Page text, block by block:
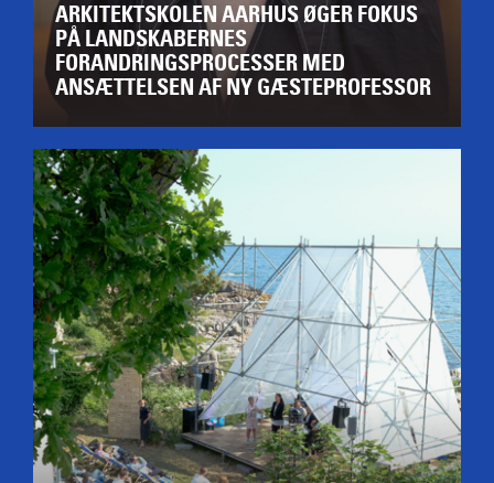
ARKITEKTSKOLEN AARHUS ØGER FOKUS
PÅ LANDSKABERNES
FORANDRINGSPROCESSER MED
ANSÆTTELSEN AF NY GÆSTEPROFESSOR